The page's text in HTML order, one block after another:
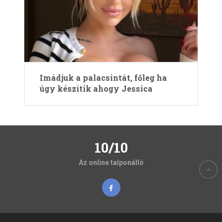
Imádjuk a palacsintát, főleg ha
úgy készítik ahogy Jessica
10/10
Az online talponálló